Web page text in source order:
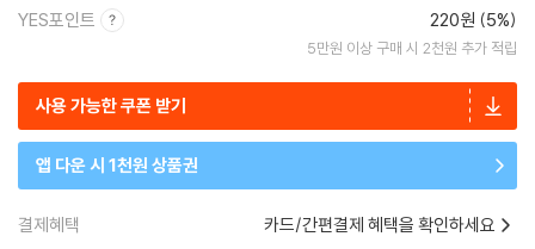
YES포인트 220원 (5%)
5만원 이상 구매 시 2천원 추가 적립
사용 가능한 쿠폰 받기
앱 다운 시 1천원 상품권
결제혜택 카드/간편결제 혜택을 확인하세요